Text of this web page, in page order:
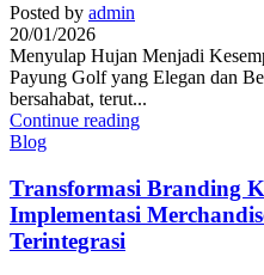
Posted by admin
20/01/2026
Menyulap Hujan Menjadi
Payung Golf yang Elegan dan
bersahabat, terut...
Continue reading
Blog
Transformasi Branding
Implementasi
Terintegrasi